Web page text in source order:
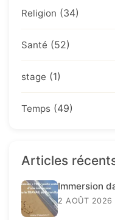
Religion (34)
Santé (52)
stage (1)
Temps (49)
Articles
Immersion
2 AOÛT 2026